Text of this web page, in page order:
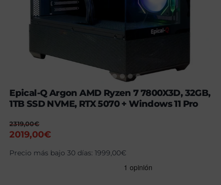
Epical-Q Argon AMD Ryzen 7 7800X3D, 32GB,
1TB SSD NVME, RTX 5070 + Windows 11 Pro
2319,00€
El
original
2019,00€
actual
Precio más bajo 30 días:1999,00€